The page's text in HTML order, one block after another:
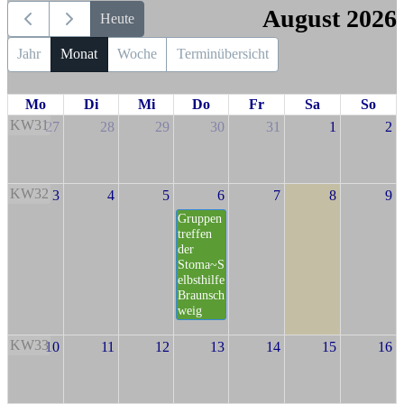
Heute August 2026
Jahr Monat Woche Terminübersicht
Mo Di Mi Do Fr Sa
So
KW3127 28 29 30 31 1 2
KW32 3 4 5 6
Gruppen
treffen
der
Stoma~S
elbsthilfe
Braunsch
weig
7 8 9
KW3310 11 12 13 14 15 16